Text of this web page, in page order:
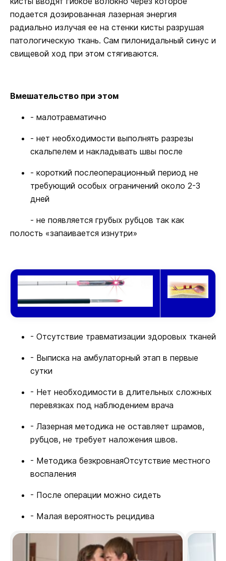
подается дозированная лазерная энергия
радиально излучая ее на стенки кисты разрушая
патологическую ткань. Сам пилонидальный синус и
свищевой ход при этом стягиваются.
Вмешательство при этом
- малотравматично
- нет необходимости выполнять разрезы
скальпелем и накладывать швы после
- короткий послеоперационный период не
требующий особых ограничений около 2-3
дней
- не появляется грубых рубцов так как
полость «запаивается изнутри»
- Отсутствие травматизации здоровых тканей
- Выписка на амбулаторный этап в первые
сутки
- Нет необходимости в длительных сложных
перевязках под наблюдением врача
- Лазерная методика не оставляет шрамов,
рубцов, не требует наложения швов.
- Методика безкровнаяОтсутствие местного
воспаления
- После операции можно сидеть
- Малая вероятность рецидива